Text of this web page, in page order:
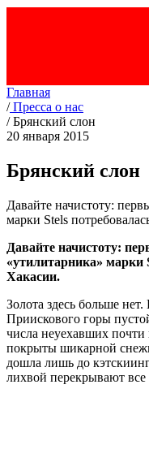
Главная
/ Пресса о нас
/Брянский слон
20 января 2015
Брянский слон
Давайте начистоту:
марки Stels
Давайте начистоту:
«утилитарника» марки
Хакасии.
Золота здесь больше
Приискового горы
числа неуехавших
покрыты шикарной
дошла лишь до
лихвой перекрывают все